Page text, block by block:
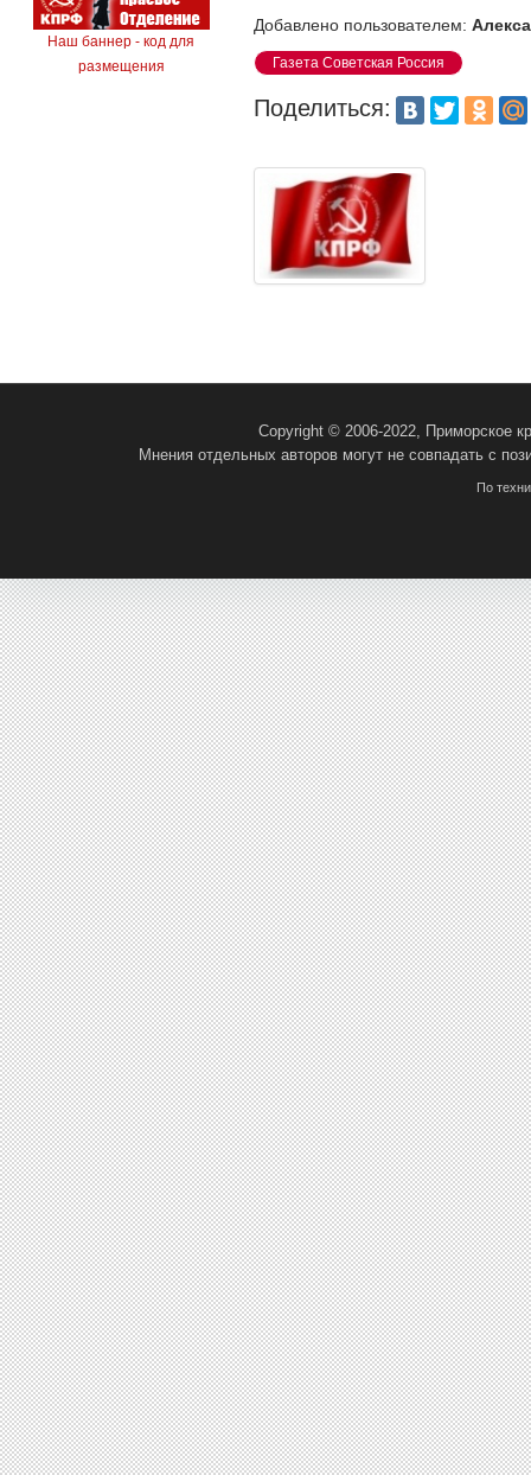
Наш баннер - код для
размещения
Добавлено пользователем:
Газета Советская Россия
Поделиться:
Copyright © 2006-2022, Приморское
Мнения отдельных авторов могут не совпадать с
По